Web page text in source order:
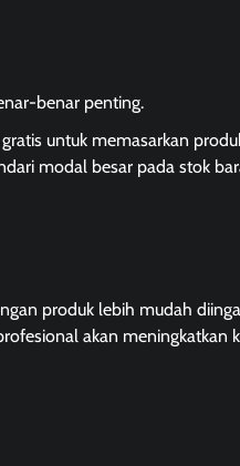
benar penting.
untuk memasarkan
modal besar pada stok
produk lebih mudah
akan meningkatkan